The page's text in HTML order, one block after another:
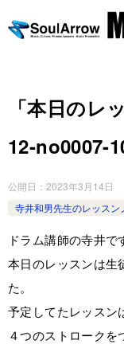
「本日のレ
12-­no0007-­
公開日： 2023年3月14日
寺井和男先生のレッスン
ドラム講師の寺井で
本日のレッスンは生
た。
予定してたレッスン
４つのストロークを